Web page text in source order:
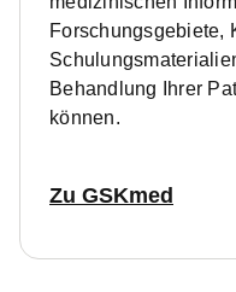
Forschungsgebiete,
Behandlung Ihrer
können.
Zu GSKmed